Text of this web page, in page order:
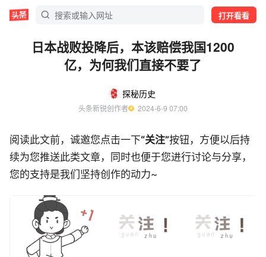
打开看看
日本战败投降后，本该赔偿我国1200
亿，为何我们直接不要了
探秘历史
头条新锐创作者
  2024-6-9 07:00
阅读此文前，诚邀您点击一下“关注”按钮，方便以后持
续为您推送此类文章，同时也便于您进行讨论与分享，
您的支持是我们坚持创作的动力~